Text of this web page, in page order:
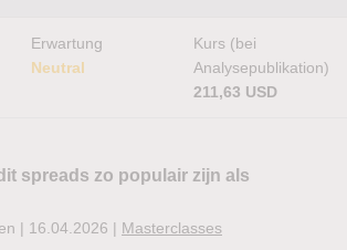
Erwartung
Neutral
Kurs (bei
Analysepublikation)
211,63 USD
spreads zo populair zijn als
| 16.04.2026 | Masterclasses